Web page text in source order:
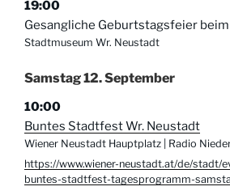
19:00
Gesangliche Geburtstagsfeier
Stadtmuseum Wr. Neustadt
Samstag12.September
10:00
Buntes Stadtfest Wr. Neustadt
Wiener Neustadt Hauptplatz | Radio
https://www.wiener-neustadt.at/de/stadt/
buntes-stadtfest-tagesprogramm-